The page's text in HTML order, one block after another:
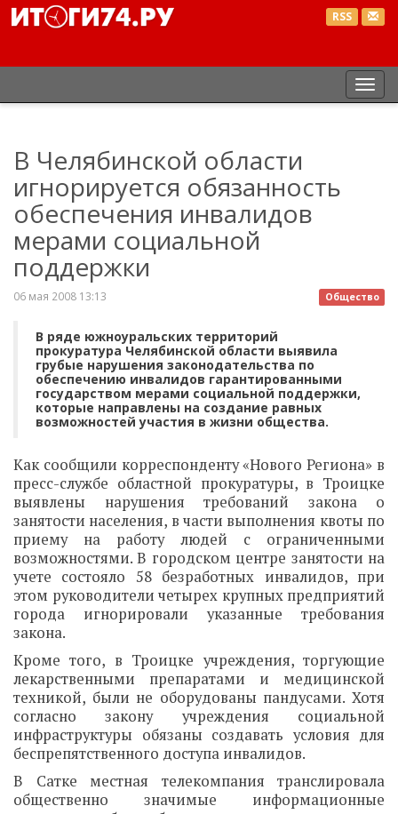
RSS
В Челябинской области
игнорируется обязанность
обеспечения инвалидов
мерами социальной
поддержки
Общество
06 мая 2008 13:13
В ряде южноуральских территорий
прокуратура Челябинской области выявила
грубые нарушения законодательства по
обеспечению инвалидов гарантированными
государством мерами социальной поддержки,
которые направлены на создание равных
возможностей участия в жизни общества.
Как сообщили корреспонденту «Нового Региона» в
пресс-службе областной прокуратуры, в Троицке
выявлены нарушения требований закона о
занятости населения, в части выполнения квоты по
приему на работу людей с ограниченными
возможностями. В городском центре занятости на
учете состояло 58 безработных инвалидов, при
этом руководители четырех крупных предприятий
города игнорировали указанные требования
закона.
Кроме того, в Троицке учреждения, торгующие
лекарственными препаратами и медицинской
техникой, были не оборудованы пандусами. Хотя
согласно закону учреждения социальной
инфраструктуры обязаны создавать условия для
беспрепятственного доступа инвалидов.
В Сатке местная телекомпания транслировала
общественно значимые информационные